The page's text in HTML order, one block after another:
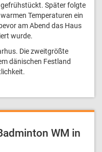
gefrühstückt. Später folgte
Temperaturen ein
am Abend das Haus
wurde.
Die zweitgrößte
dänischen Festland
WM in